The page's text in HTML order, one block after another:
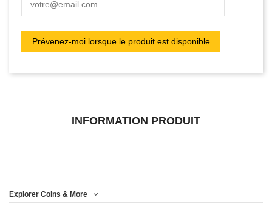
INFORMATION PRODUIT
Explorer Coins & More